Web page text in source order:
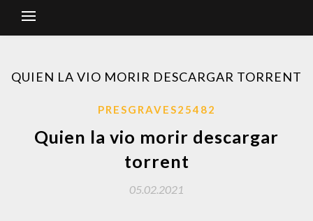
QUIEN LA VIO MORIR DESCARGAR TORRENT
PRESGRAVES25482
Quien la vio morir descargar
torrent
05.02.2021